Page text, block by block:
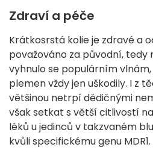
Zdraví a péče
Krátkosrstá kolie je zdravé a
považováno za původní,
vyhnulo se populárním
plemen vždy jen uškodily. I z
většinou netrpí dědičnými
však setkat s větší citlivostí
léků u jedinců v takzvaném
kvůli specifickému genu MDR1.